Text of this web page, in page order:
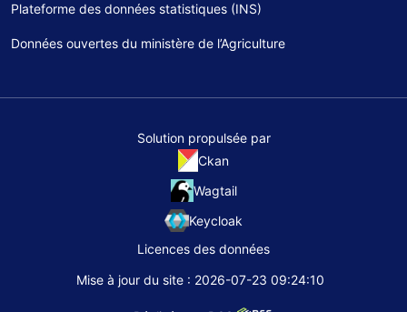
Plateforme des données statistiques (INS)
Données ouvertes du ministère de l’Agriculture
Solution propulsée par
Ckan
Wagtail
Keycloak
Licences des données
Mise à jour du site : 2026-07-23 09:24:10